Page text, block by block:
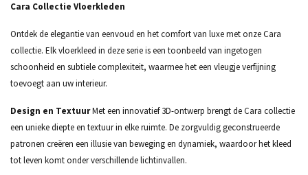
Cara Collectie Vloerkleden
Ontdek de elegantie van eenvoud en het comfort van luxe met onze Cara
collectie. Elk vloerkleed in deze serie is een toonbeeld van ingetogen
schoonheid en subtiele complexiteit, waarmee het een vleugje verfijning
toevoegt aan uw interieur.
Design en TextuurMet een innovatief 3D-ontwerp brengt de Cara collectie
een unieke diepte en textuur in elke ruimte. De zorgvuldig geconstrueerde
patronen creëren een illusie van beweging en dynamiek, waardoor het kleed
tot leven komt onder verschillende lichtinvallen.